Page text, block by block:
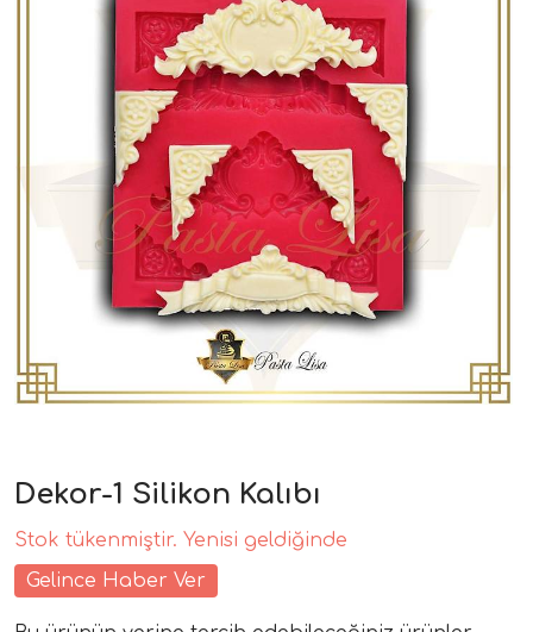
Dekor-1 Silikon Kalıbı
Stok tükenmiştir. Yenisi geldiğinde
Gelince Haber Ver